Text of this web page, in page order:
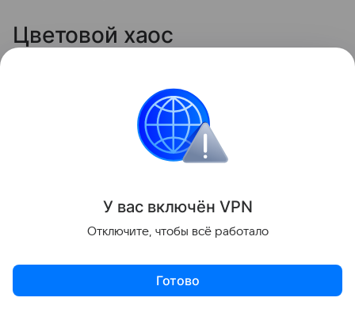
Цветовой хаос
переизбыток приводит к визуальному шуму и
дисгармонии. Важно не только соблюдать меру, но
и грамотно сочетать цвета и фактуры
декоративных элементов, чтобы создать стильный
Архитектура и дизайн
Актуальное Топ дня Видео Приложение
У вас включён VPN
Отключите, чтобы всё работало
Готово